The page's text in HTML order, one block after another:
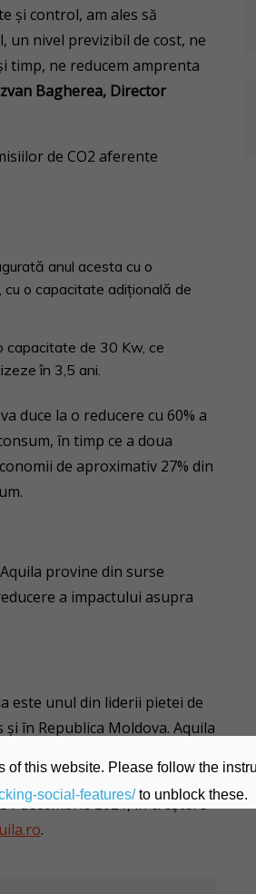
și control, am ales să
un nivel previzibil de cost, ne
timp, ne reducem amprenta
Bagherea, Director
de CO2 aferente
anul acesta cu o
o capacitate adițională de
capacitate de 30 Kw, ce
în 3,5 ani.
duce la o reducere cu 60% a
în timp ce a doua
de aproximativ 27% din
provine din surse
a impactului asupra
este unul din liderii pietei de
în Republica Moldova. Aquila
de produse și servicii
milioane lei, la finalul
decembrie 2021, în creștere
.
of this website. Please follow the
social-features/to unblock these.